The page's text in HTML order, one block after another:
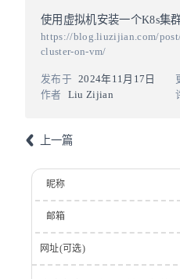
使用虚拟机安装一个K8s集
https://blog.liuzijian.com/
cluster-on-vm/
作者 Liu Zijian
发布于 2024年11月17日
上一篇
昵称
邮箱
网址(可选)